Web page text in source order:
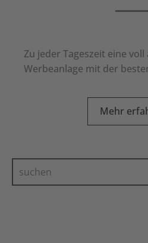
Zu jeder Tageszeit eine
Werbeanlage mit der
Mehr